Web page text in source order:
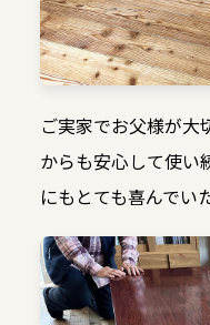
ご実家でお父様が大
からも安心して使い
にもとても喜んでい